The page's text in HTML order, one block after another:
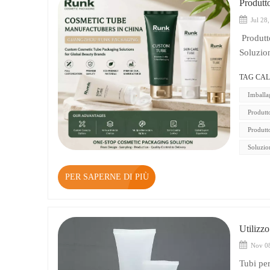
Jul
Produttori di tubetti per cosmetici in Cina: Guangzhou Runk Packaging Soluzioni professionali di packaging personalizzato in tubetto per cosmetici, destinate a marchi di bellezza globali. Il settore della bellezza e della cura della persona continua a crescere rapidamente e il packaging è diventato un elemento essenziale per il successo del prodotto. Un tubetto cosmetico ben progettato non solo protegge le formulazioni, ma migliora anche l'esperienza dell'utente e rafforza l'identità del marchio. Guangzhou Runk Packaging, uno dei principali produttori cinesi di tubetti per cosmetici, è specializzata nella fornitura di soluzioni di packaging personalizzate per tubetti destinati a marchi di prodotti per la cura della pelle, dei capelli, della persona e della bellezza in tutto il mondo. Grazie alla sua pluriennale esperienza nella produzione di imballaggi per cosmetici, Runk offre un'ampia gamma di soluzioni di confezionamento in tubetti morbidi, tra cui
TAG
PER SAPERNE DI PIÙ
Utilizzo
Nov
Tubi